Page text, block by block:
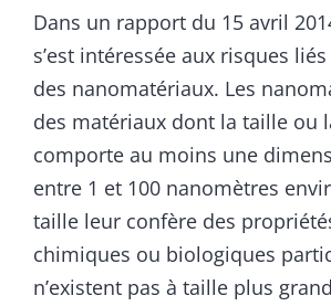
Dans un rapport du 15 avril
s’est intéressée aux risques
des nanomatériaux. Les
des matériaux dont la taille ou
comporte au moins une
entre 1 et 100 nanomètres
taille leur confère des
chimiques ou biologiques
n’existent pas à taille plus